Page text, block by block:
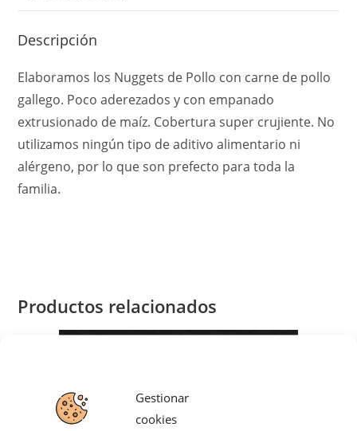
Gestionar
cookies
Descripción
Elaboramos los Nuggets de Pollo con carne de pollo
gallego. Poco aderezados y con empanado
extrusionado de maíz. Cobertura super crujiente. No
utilizamos ningún tipo de aditivo alimentario ni
alérgeno, por lo que son prefecto para toda la
familia.
Productos relacionados